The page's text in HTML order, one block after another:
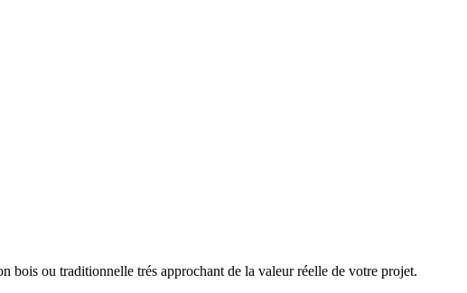
bois ou traditionnelle trés approchant de la valeur réelle de votre projet.